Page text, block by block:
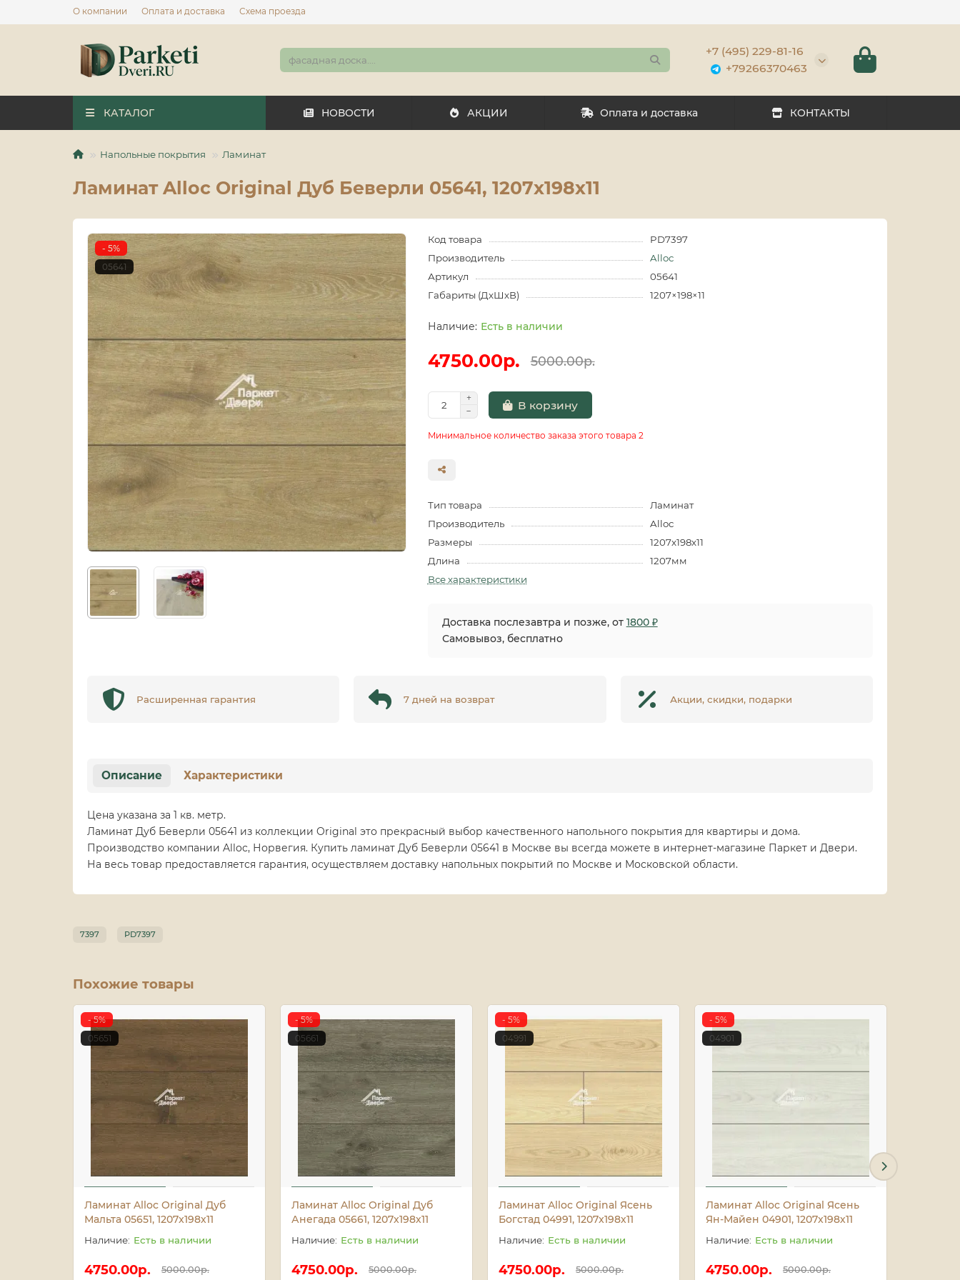
О компании Оплата и доставка Схема проезда
+7 (495) 229-81-16
+79266370463
КАТАЛОГ НОВОСТИ АКЦИИ Оплата и доставка КОНТАКТЫ
Напольные покрытия Ламинат
Ламинат Alloc Original Дуб Беверли 05641, 1207x198х11
- 5%
05641
Код товара
PD7397
Производитель
Alloc
Артикул
05641
Габариты (ДхШхВ)
1207×198×11
Есть в наличии
4750.00р. 5000.00р.
В корзину
Минимальное количество заказа этого товара 2
Тип товара
Ламинат
Производитель
Alloc
Размеры
1207x198х11
Длина
1207мм
Все характеристики
Доставка послезавтра и позже, от 1800 ₽
Самовывоз, бесплатно
Расширенная гарантия 7 дней на возврат Акции, скидки, подарки
Описание Характеристики
Цена указана за 1 кв. метр.
Ламинат Дуб Беверли 05641 из коллекции Original это прекрасный выбор качественного напольного покрытия для квартиры и дома.
Производство компании Alloc, Норвегия. Купить ламинат Дуб Беверли 05641 в Москве вы всегда можете в интернет-магазине Паркет и Двери.
На весь товар предоставляется гарантия, осуществляем доставку напольных покрытий по Москве и Московской области.
7397 PD7397
Похожие товары
- 5%
05651
Ламинат Alloc Original Дуб
Мальта 05651, 1207x198х11
Есть в наличии
4750.00р. 5000.00р.
- 5%
05661
Ламинат Alloc Original Дуб
Анегада 05661, 1207x198х11
Есть в наличии
4750.00р. 5000.00р.
- 5%
04991
Ламинат Alloc Original Ясень
Богстад 04991, 1207x198х11
Есть в наличии
4750.00р. 5000.00р.
- 5%
04901
Ламинат Alloc Original Ясень
Ян-Майен 04901, 1207x198х11
Есть в наличии
4750.00р. 5000.00р.